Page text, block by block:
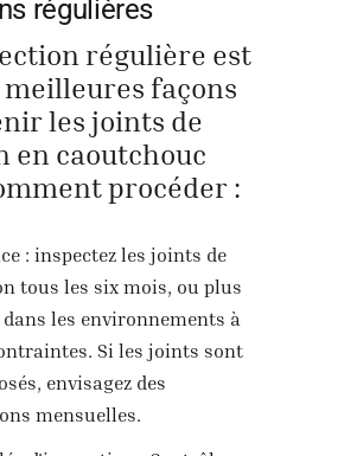
régulières
régulière est
façons
les joints de
en caoutchouc
procéder :
: inspectez les joints de
tous les six mois, ou plus
les environnements à
Si les joints sont
envisagez des
mensuelles.